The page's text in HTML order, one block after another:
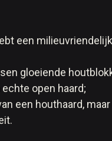
een
gloeiende
open haard;
een houthaard,